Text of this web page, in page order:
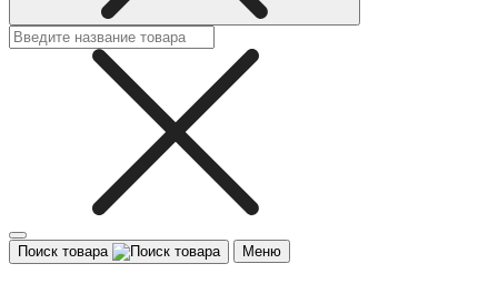
Поиск товара Меню